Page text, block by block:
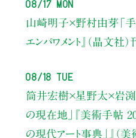
山崎明子×野村由芽 「
エンパワメント』（晶文社
08/18 Tue
筒井宏樹×星野太×岩
の現在地」
『美術手帖
の現代アート事典」』（